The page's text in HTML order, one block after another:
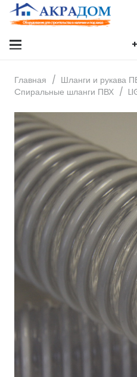
Главная / Шланги и рукава
Cпиральные шланги ПВХ /